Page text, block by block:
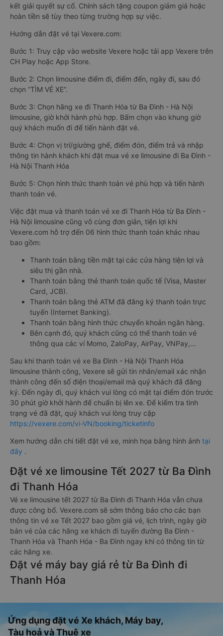
kết giải quyết sự cố. Chính sách tặng coupon giảm giá hoặc
hoàn tiền sẽ tùy theo từng trường hợp sự việc.
Hướng dẫn đặt vé tại Vexere.com:
Bước 1: Truy cập vào website Vexere hoặc tải app Vexere trên
CH Play hoặc App Store.
Bước 2: Chọn limousine điểm đi, điểm đến, ngày đi, sau đó
chọn “TÌM VÉ XE”.
Bước 3: Chọn hãng xe đi Thanh Hóa từ Ba Đình - Hà Nội
limousine, giờ khởi hành phù hợp. Bấm chọn vào khung giờ
quý khách muốn đi để tiến hành đặt vé.
Bước 4: Chọn vị trí/giường ghế, điểm đón, điểm trả và nhập
thông tin hành khách khi đặt mua vé xe limousine đi Ba Đình -
Hà Nội Thanh Hóa
Bước 5: Chọn hình thức thanh toán vé phù hợp và tiến hành
thanh toán vé.
Việc đặt mua và thanh toán vé xe đi Thanh Hóa từ Ba Đình -
Hà Nội limousine cũng vô cùng đơn giản, tiện lợi khi
Vexere.com hỗ trợ đến 06 hình thức thanh toán khác nhau
bao gồm:
Thanh toán bằng tiền mặt tại các cửa hàng tiện lợi và
siêu thị gần nhà.
Thanh toán bằng thẻ thanh toán quốc tế (Visa, Master
Card, JCB).
Thanh toán bằng thẻ ATM đã đăng ký thanh toán trực
tuyến (Internet Banking).
Thanh toán bằng hình thức chuyển khoản ngân hàng.
Bên cạnh đó, quý khách cũng có thể thanh toán vé
thông qua các ví Momo, ZaloPay, AirPay, VNPay,…
Sau khi thanh toán vé xe Ba Đình - Hà Nội Thanh Hóa
limousine thành công, Vexere sẽ gửi tin nhắn/email xác nhận
thành công đến số điện thoại/email mà quý khách đã đăng
ký. Đến ngày đi, quý khách vui lòng có mặt tại điểm đón trước
30 phút giờ khởi hành để chuẩn bị lên xe. Để kiểm tra tình
trạng vé đã đặt, quý khách vui lòng truy cập
https://vexere.com/vi-VN/booking/ticketinfo
Xem hướng dẫn chi tiết đặt vé xe, minh họa bằng hình ảnh tại
đây .
Đặt vé xe limousine Tết 2027 từ Ba Đình
đi Thanh Hóa
Vé xe limousine tết 2027 từ Ba Đình đi Thanh Hóa vẫn chưa
được công bố. Vexere.com sẽ sớm thông báo cho các bạn
thông tin vé xe Tết 2027 bao gồm giá vé, lịch trình, ngày giờ
bán vé của các hãng xe khách đi tuyến đường Ba Đình -
Thanh Hóa và Thanh Hóa - Ba Đình ngay khi có thông tin từ
các hãng xe.
Đặt vé máy bay giá rẻ từ Ba Đình đi
Thanh Hóa
Ứng dụng đặt vé Xe khách, Máy bay,
Tàu hoả và Thuê xe